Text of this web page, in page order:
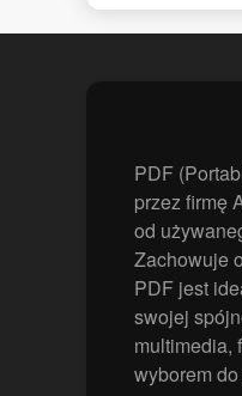
PDF
przez firmę
od
Zachowuje
PDF jest
swojej
multimedia,
wyborem